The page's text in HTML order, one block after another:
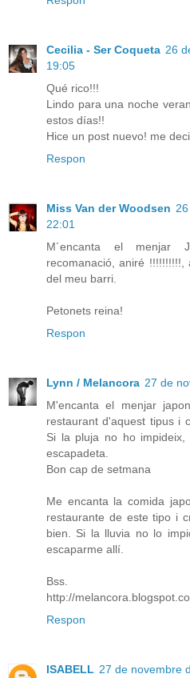
Cecilia - Ser Coqueta 26
19:05
Qué rico!!!
Lindo para una noche
estos días!!
Hice un post nuevo! me
Respon
Miss Van der Woodsen
22:01
M´encanta el menjar
recomanació, aniré
del meu barri.
Petonets reina!
Respon
Lynn / Melancora 27 de
M'encanta el menjar
restaurant d'aquest tipus i
Si la pluja no ho
escapadeta.
Bon cap de setmana
Me encanta la comida
restaurante de este tipo i
bien. Si la lluvia no lo
escaparme allí.
Bss.
http://
Respon
ISABELL 27 de novembre